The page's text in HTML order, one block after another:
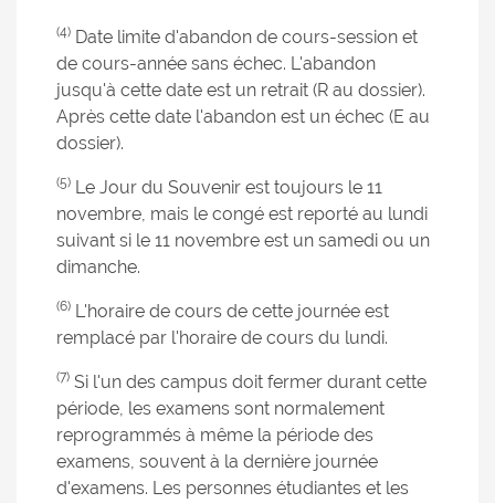
(4) Date limite d'abandon de cours-session et
de cours-année sans échec. L'abandon
jusqu'à cette date est un retrait (R au dossier).
Après cette date l'abandon est un échec (E au
dossier).
(5) Le Jour du Souvenir est toujours le 11
novembre, mais le congé est reporté au lundi
suivant si le 11 novembre est un samedi ou un
dimanche.
(6) L'horaire de cours de cette journée est
remplacé par l'horaire de cours du lundi.
(7) Si l'un des campus doit fermer durant cette
période, les examens sont normalement
reprogrammés à même la période des
examens, souvent à la dernière journée
d'examens. Les personnes étudiantes et les